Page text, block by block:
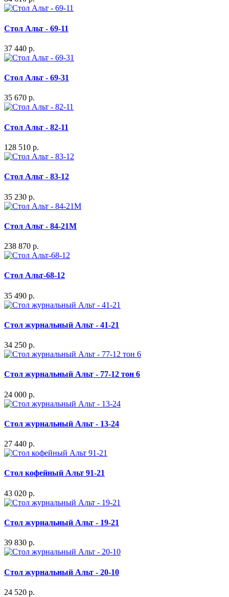
Стол Альт - 69-11
37 440 р.
Стол Альт - 69-31
35 670 р.
Стол Альт - 82-11
128 510 р.
Стол Альт - 83-12
35 230 р.
Стол Альт - 84-21M
238 870 р.
Стол Альт-68-12
35 490 р.
Стол журнальный Альт - 41-21
34 250 р.
Стол журнальный Альт - 77-12 тон 6
24 000 р.
Стол журнальный Альт - 13-24
27 440 р.
Стол кофейный Альт 91-21
43 020 р.
Стол журнальный Альт - 19-21
39 830 р.
Стол журнальный Альт - 20-10
24 520 р.